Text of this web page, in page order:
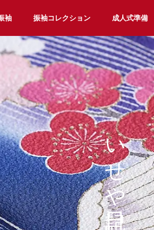
袖 振袖コレクション 成人式準備
いせや日記